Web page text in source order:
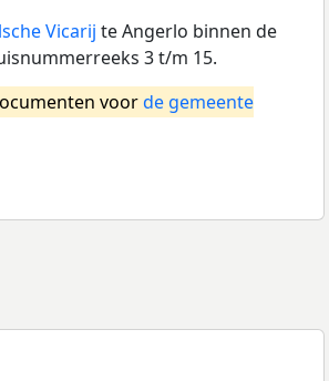
Vicarij te Angerlo binnen de
3 t/m 15.
voorde gemeente